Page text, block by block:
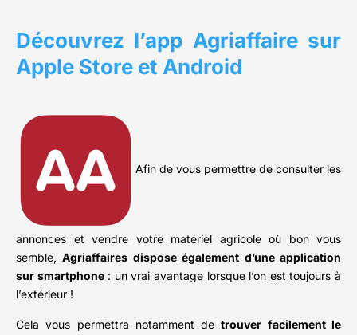
Découvrez l’app Agriaffaire sur
Apple Store et Android
Afin de vous permettre de consulter les
annonces et vendre votre matériel agricole où bon vous
semble,Agriaffaires dispose également d’une application
sur smartphone: un vrai avantage lorsque l’on est toujours à
l’extérieur !
Cela vous permettra notamment detrouver facilement le